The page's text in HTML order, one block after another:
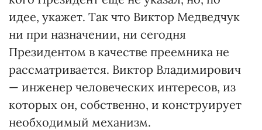
идее, укажет. Так что Виктор Медведчук
ни при назначении, ни сегодня
Президентом в качестве преемника не
рассматривается. Виктор Владимирович
— инженер человеческих интересов, из
которых он, собственно, и конструирует
необходимый механизм.